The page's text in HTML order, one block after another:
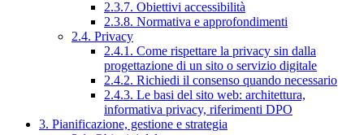
2.3.7. Obiettivi accessibilità
2.3.8. Normativa e approfondimenti
2.4. Privacy
2.4.1. Come rispettare la privacy sin dalla
progettazione di un sito o servizio digitale
2.4.2. Richiedi il consenso quando necessario
2.4.3. Le basi del sito web: architettura,
informativa privacy, riferimenti DPO
3. Pianificazione, gestione e strategia